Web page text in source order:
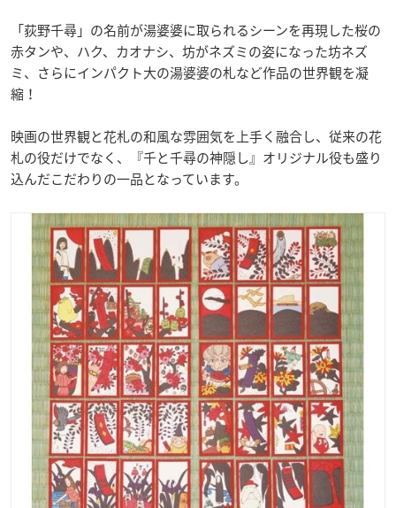
「荻野千尋」の名前が湯婆婆に取られるシーンを再現した桜の
赤タンや、ハク、カオナシ、坊がネズミの姿になった坊ネズ
ミ、さらにインパクト大の湯婆婆の札など作品の世界観を凝
縮！
映画の世界観と花札の和風な雰囲気を上手く融合し、従来の花
札の役だけでなく、『千と千尋の神隠し』オリジナル役も盛り
込んだこだわりの一品となっています。